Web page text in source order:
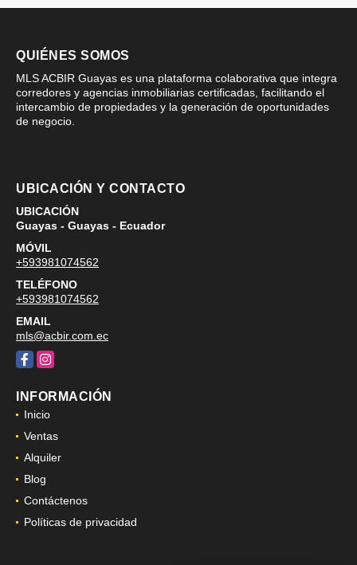
QUIÉNES SOMOS
MLS ACBIR Guayas es una plataforma colaborativa que integra
corredores y agencias inmobiliarias certificadas, facilitando el
intercambio de propiedades y la generación de oportunidades
de negocio.
UBICACIÓN Y CONTACTO
UBICACIÓN
Guayas - Guayas - Ecuador
MÓVIL
+593981074562
TELÉFONO
+593981074562
EMAIL
mls@acbir.com.ec
FacebookInstagram
INFORMACIÓN
Inicio
Ventas
Alquiler
Blog
Contáctenos
Políticas de privacidad